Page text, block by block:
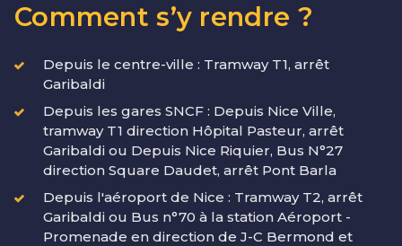
Comment s’y rendre ?
Depuis le centre-ville : Tramway T1, arrêt
Garibaldi
Depuis les gares SNCF : Depuis Nice Ville,
tramway T1 direction Hôpital Pasteur, arrêt
Garibaldi ou Depuis Nice Riquier, Bus N°27
direction Square Daudet, arrêt Pont Barla
Depuis l'aéroport de Nice : Tramway T2, arrêt
Garibaldi ou Bus n°70 à la station Aéroport -
Promenade en direction de J-C Bermond et